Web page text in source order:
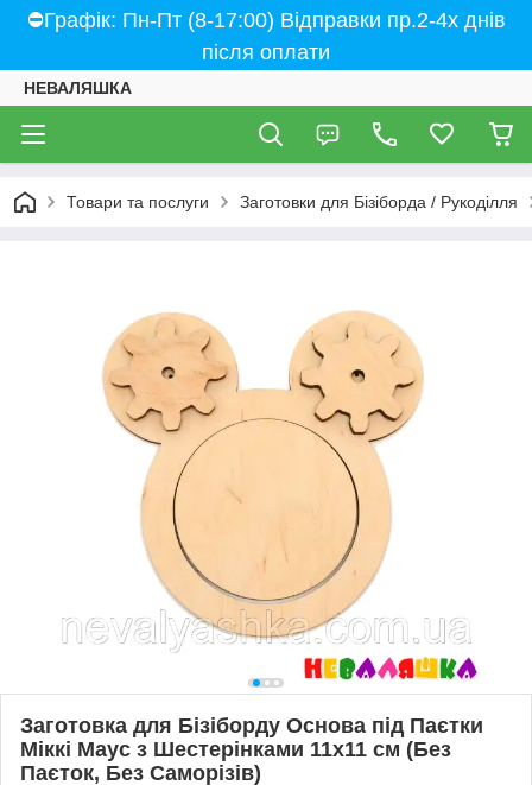
⛔Графік: Пн-Пт (8-17:00) Відправки пр.2-4х днів
після оплати
НЕВАЛЯШКА
Товари та послуги Заготовки для Бізіборда / Рукоділля
Заготовка для Бізіборду Основа під Паєтки
Міккі Маус з Шестерінками 11х11 см (Без
Паєток, Без Саморізів)